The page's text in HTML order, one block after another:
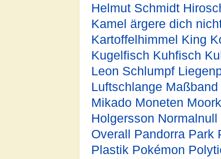
Helmut Schmidt
Kamel ärgere dich
Kartoffelhimmel King
Kugelfisch Kuhfisch
Leon Schlumpf
Luftschlange Maßband
Mikado Moneten
Holgersson Normalnull
Overall
Pandorra Park
Plastik Pokémon